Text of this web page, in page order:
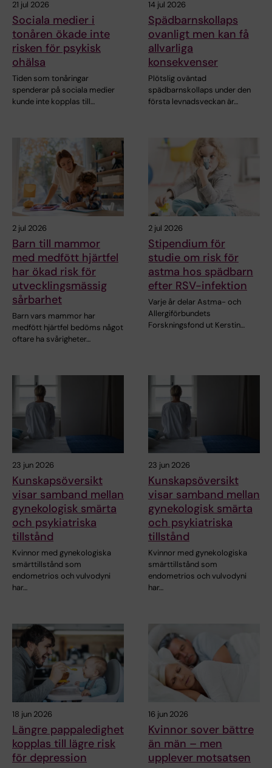
21 jul 2026
Sociala medier i
tonåren ökade inte
risken för psykisk
ohälsa
Tiden som tonåringar
spenderar på sociala medier
kunde inte kopplas till…
14 jul 2026
Spädbarnskollaps
ovanligt men kan få
allvarliga
konsekvenser
Plötslig oväntad
spädbarnskollaps under den
första levnadsveckan är…
2 jul 2026
Barn till mammor
med medfött hjärtfel
har ökad risk för
utvecklingsmässig
sårbarhet
Barn vars mammor har
medfött hjärtfel bedöms något
oftare ha svårigheter…
2 jul 2026
Stipendium för
studie om risk för
astma hos spädbarn
efter RSV-infektion
Varje år delar Astma- och
Allergiförbundets
Forskningsfond ut Kerstin…
23 jun 2026
Kunskapsöversikt
visar samband mellan
gynekologisk smärta
och psykiatriska
tillstånd
Kvinnor med gynekologiska
smärttillstånd som
endometrios och vulvodyni
har…
23 jun 2026
Kunskapsöversikt
visar samband mellan
gynekologisk smärta
och psykiatriska
tillstånd
Kvinnor med gynekologiska
smärttillstånd som
endometrios och vulvodyni
har…
18 jun 2026
Längre pappaledighet
kopplas till lägre risk
för depression
16 jun 2026
Kvinnor sover bättre
än män – men
upplever motsatsen